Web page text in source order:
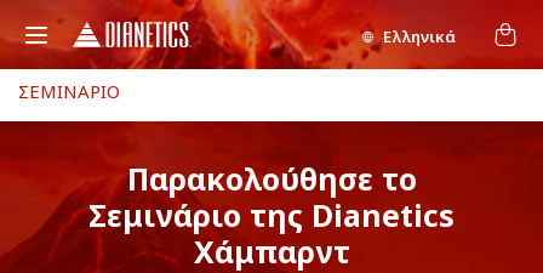
Ελληνικά
ΣΕΜΙΝΑΡΙΟ
Παρακολούθησε το
Σεμινάριο της Dianetics
Χάμπαρντ